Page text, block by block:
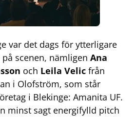
var det dags för ytterligare
scenen, nämligen Ana
och Leila Velic från
i Olofström, som står
i Blekinge: Amanita UF.
minst sagt energifylld pitch